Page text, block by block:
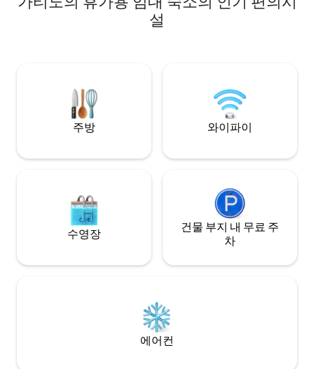
이루도록 신중하게
세를 주/연방 정부
설
주방 와이파이
수영장
건물 부지 내 무료 주
차
에어컨